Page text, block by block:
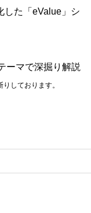
した「eValue」シ
ーマで深掘り解説
しております。